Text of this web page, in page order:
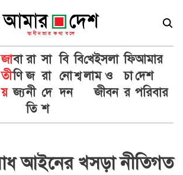
জা
তী
য়
বা
ণি
জ্য
রা
জ
নী
তি
সা
রা
দে
শ
বি
নো
দন
বি
শ্ব
খে
লা
ইসলা
ম ও
জীবন
ফি
চা
র
আমার
দেশ
পরিবার
আইনের খসড়া নীতিগত